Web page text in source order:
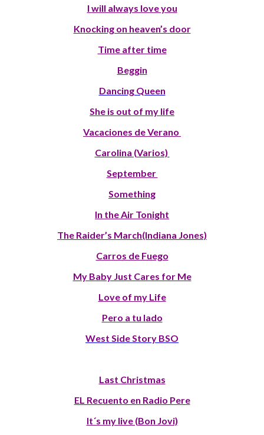
I will always love you
Knocking on heaven’s door
Time after time
Beggin
Dancing Queen
She is out of my life
Vacaciones de Verano
Carolina (Varios)
September
Something
In the Air Tonight
The Raider’s March(Indiana Jones)
Carros de Fuego
My Baby Just Cares for Me
Love of my Life
Pero a tu lado
West Side Story BSO
Last Christmas
EL Recuento en Radio Pere
It´s my live (Bon Jovi)